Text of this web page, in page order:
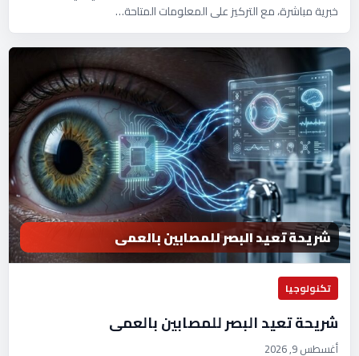
خبرية مباشرة، مع التركيز على المعلومات المتاحة…
شريحة تعيد البصر للمصابين بالعمى
تكنولوجيا
شريحة تعيد البصر للمصابين بالعمى
أغسطس 9, 2026